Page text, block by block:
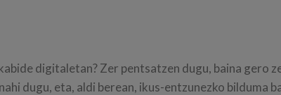
digitaletan? Zer pentsatzen dugu, baina gero
dugu, eta, aldi berean, ikus-entzunezko bilduma